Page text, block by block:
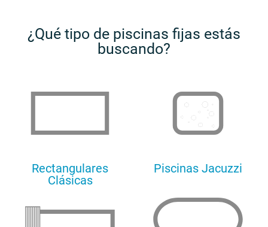
¿Qué tipo de piscinas fijas estás
buscando?
Rectangulares
Clásicas
Piscinas Jacuzzi